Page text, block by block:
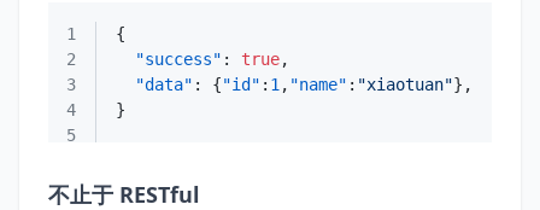
1
{
2
"success" : true,
3
"data" : {"id" : 1 , "name" : "xiaotuan"} ,
4
}
5
不止于 RESTful